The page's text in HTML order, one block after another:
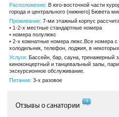
Расположение: В юго-восточной части
города и центрального (нижнего] Бювета
Проживание: 7-ми этажный корпус
• 1-2-х местные стандартные номера
• номера полулюкс
• 2-х комнатные номера люкс.Все номера
холодильник, телефон, лоджия, в
Услуги: Бассейн, бар, сауна, тренажерный
киноконцертный и танцевальный залы,
экскурсионное обслуживание.
Питание: 3-х разовое
Отзывы о санатории
1